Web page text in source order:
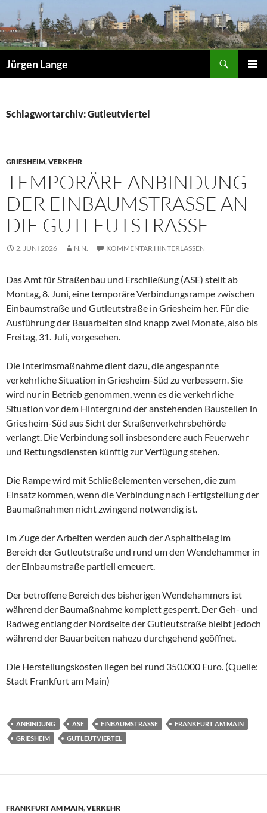
Inhalt
springen
Jürgen Lange
Schlagwortarchiv: Gutleutviertel
GRIESHEIM,VERKEHR
TEMPORÄRE ANBINDUNG
DER EINBAUMSTRASSE AN D
IE GUTLEUTSTRASSE
2. JUNI 2026 N.N. KOMMENTAR HINTERLASSEN
Das Amt für Straßenbau und Erschließung (ASE) stellt ab
Montag, 8. Juni, eine temporäre Verbindungsrampe zwischen
Einbaumstraße und Gutleutstraße in Griesheim her. Für die
Ausführung der Bauarbeiten sind knapp zwei Monate, also bis
Freitag, 31. Juli, vorgesehen.
Die Interimsmaßnahme dient dazu, die angespannte
verkehrliche Situation in Griesheim-Süd zu verbessern. Sie
wird nur in Betrieb genommen, wenn es die verkehrliche
Situation vor dem Hintergrund der anstehenden Baustellen in
Griesheim-Süd aus Sicht der Straßenverkehrsbehörde
verlangt. Die Verbindung soll insbesondere auch Feuerwehr
und Rettungsdiensten künftig zur Verfügung stehen.
Die Rampe wird mit Schließelementen versehen, die zum
Einsatz kommen, wenn die Verbindung nach Fertigstellung der
Baumaßnahmen nicht zwingend notwendig ist.
Im Zuge der Arbeiten werden auch der Asphaltbelag im
Bereich der Gutleutstraße und rund um den Wendehammer in
der Einbaumstraße partiell erneuert.
Der betroffene Bereich des bisherigen Wendehammers ist
während der Baumaßnahme komplett gesperrt. Der Geh- und
Radweg entlang der Nordseite der Gutleutstraße bleibt jedoch
während der Bauarbeiten nahezu durchgehend geöffnet.
Die Herstellungskosten liegen bei rund 350.000 Euro. (Quelle:
Stadt Frankfurt am Main)
ANBINDUNG ASE EINBAUMSTRASSE
FRANKFURT AM MAIN
GRIESHEIM
GUTLEUTVIERTEL
FRANKFURT AM MAIN,VERKEHR